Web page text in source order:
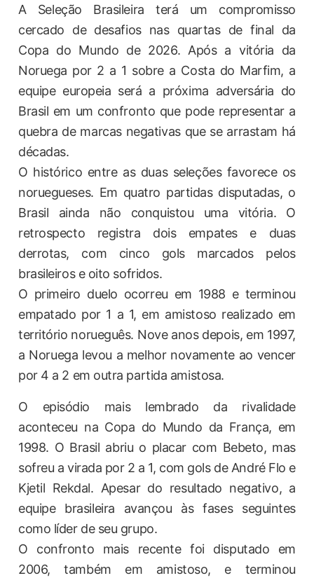
A Seleção Brasileira terá um compromisso
cercado de desafios nas quartas de final da
Copa do Mundo de 2026. Após a vitória da
Noruega por 2 a 1 sobre a Costa do Marfim, a
equipe europeia será a próxima adversária do
Brasil em um confronto que pode representar a
quebra de marcas negativas que se arrastam há
décadas.
O histórico entre as duas seleções favorece os
noruegueses. Em quatro partidas disputadas, o
Brasil ainda não conquistou uma vitória. O
retrospecto registra dois empates e duas
derrotas, com cinco gols marcados pelos
brasileiros e oito sofridos.
O primeiro duelo ocorreu em 1988 e terminou
empatado por 1 a 1, em amistoso realizado em
território norueguês. Nove anos depois, em 1997,
a Noruega levou a melhor novamente ao vencer
por 4 a 2 em outra partida amistosa.
O episódio mais lembrado da rivalidade
aconteceu na Copa do Mundo da França, em
1998. O Brasil abriu o placar com Bebeto, mas
sofreu a virada por 2 a 1, com gols de André Flo e
Kjetil Rekdal. Apesar do resultado negativo, a
equipe brasileira avançou às fases seguintes
como líder de seu grupo.
O confronto mais recente foi disputado em
2006, também em amistoso, e terminou